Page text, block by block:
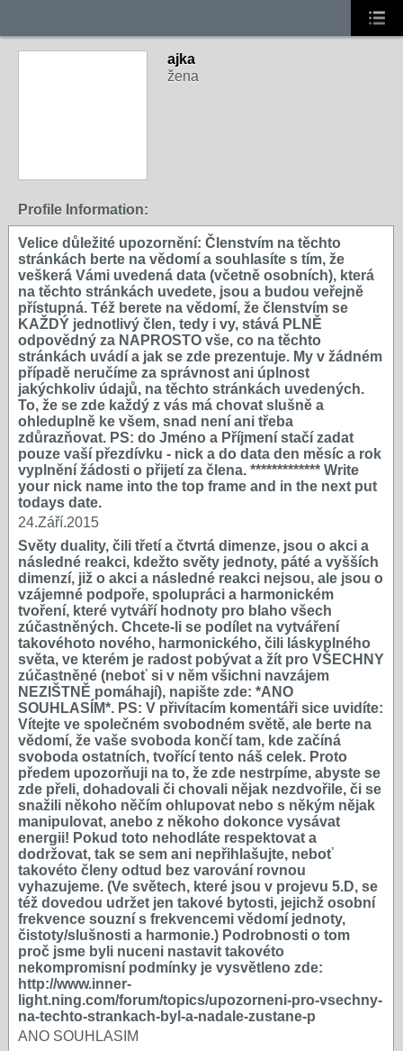
ajka
žena
Profile Information:
Velice důležité upozornění: Členstvím na těchto
stránkách berte na vědomí a souhlasíte s tím, že
veškerá Vámi uvedená data (včetně osobních), která
na těchto stránkách uvedete, jsou a budou veřejně
přístupná. Též berete na vědomí, že členstvím se
KAŽDÝ jednotlivý člen, tedy i vy, stává PLNĚ
odpovědný za NAPROSTO vše, co na těchto
stránkách uvádí a jak se zde prezentuje. My v žádném
případě neručíme za správnost ani úplnost
jakýchkoliv údajů, na těchto stránkách uvedených.
To, že se zde každý z vás má chovat slušně a
ohleduplně ke všem, snad není ani třeba
zdůrazňovat. PS: do Jméno a Příjmení stačí zadat
pouze vaší přezdívku - nick a do data den měsíc a rok
vyplnění žádosti o přijetí za člena. ************* Write
your nick name into the top frame and in the next put
todays date.
24.Září.2015
Světy duality, čili třetí a čtvrtá dimenze, jsou o akci a
následné reakci, kdežto světy jednoty, páté a vyšších
dimenzí, již o akci a následné reakci nejsou, ale jsou o
vzájemné podpoře, spolupráci a harmonickém
tvoření, které vytváří hodnoty pro blaho všech
zúčastněných. Chcete-li se podílet na vytváření
takovéhoto nového, harmonického, čili láskyplného
světa, ve kterém je radost pobývat a žít pro VŠECHNY
zúčastněné (neboť si v něm všichni navzájem
NEZIŠTNĚ pomáhají), napište zde: *ANO
SOUHLASÍM*. PS: V přivítacím komentáři sice uvidíte:
Vítejte ve společném svobodném světě, ale berte na
vědomí, že vaše svoboda končí tam, kde začíná
svoboda ostatních, tvořící tento náš celek. Proto
předem upozorňuji na to, že zde nestrpíme, abyste se
zde přeli, dohadovali či chovali nějak nezdvořile, či se
snažili někoho něčím ohlupovat nebo s někým nějak
manipulovat, anebo z někoho dokonce vysávat
energii! Pokud toto nehodláte respektovat a
dodržovat, tak se sem ani nepřihlašujte, neboť
takovéto členy odtud bez varování rovnou
vyhazujeme. (Ve světech, které jsou v projevu 5.D, se
též dovedou udržet jen takové bytosti, jejichž osobní
frekvence souzní s frekvencemi vědomí jednoty,
čistoty/slušnosti a harmonie.) Podrobnosti o tom
proč jsme byli nuceni nastavit takovéto
nekompromisní podmínky je vysvětleno zde:
http://www.inner-
light.ning.com/forum/topics/upozorneni-pro-vsechny-
na-techto-strankach-byl-a-nadale-zustane-p
ANO SOUHLASIM